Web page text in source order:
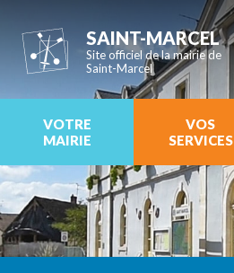
SAINT-MARCEL
Site officiel de la mairie de
Saint-Marcel
VOTRE
MAIRIE
VOS
SERVICES